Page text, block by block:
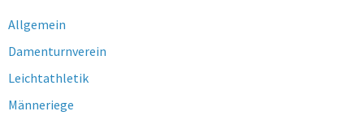
Allgemein
Damenturnverein
Leichtathletik
Männeriege